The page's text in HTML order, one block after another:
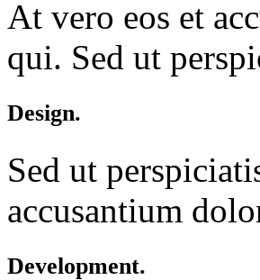
At vero eos et
qui. Sed ut
Design.
Sed ut
accusantium
Development.